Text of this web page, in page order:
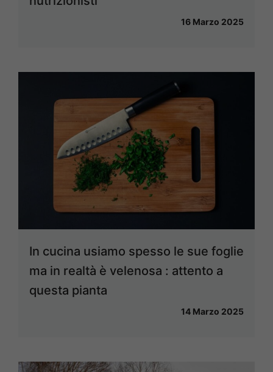
16 Marzo 2025
In cucina usiamo spesso le sue foglie
ma in realtà è velenosa : attento a
questa pianta
14 Marzo 2025